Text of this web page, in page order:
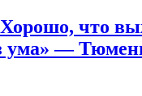
что
ума» —